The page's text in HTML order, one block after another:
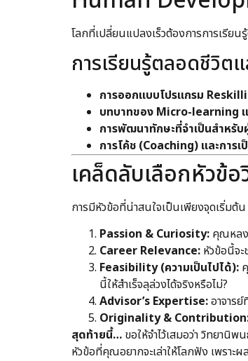
โลกที่เปลี่ยนแปลงเร็วต้องการการเรีย
การเรียนรู้ตลอดชีวิ
การออกแบบโปรแกรม
บทบาทของ Micro-learning
การพัฒนาทักษะที่จำเป็นสำห
การโค้ช (Coaching) และกา
เคล็ดลับเลือกหัวข้อ
การมีหัวข้อที่น่าสนใจเป็นเพียงจุดเริ่มต้
Passion & Curiosity: คุณหลง
Career Relevance: หัวข้อนี้จ
Feasibility (ความเป็นไปได้):
นี้ให้สำเร็จลุล่วงได้จริงหรือไม่?
Advisor’s Expertise:อาจาร
Originality &
สุดท้ายนี้… ขอให้จำไว้เสมอว่า วิทยา
หัวข้อที่คุณอยากจะเล่าให้โลกฟัง เพรา